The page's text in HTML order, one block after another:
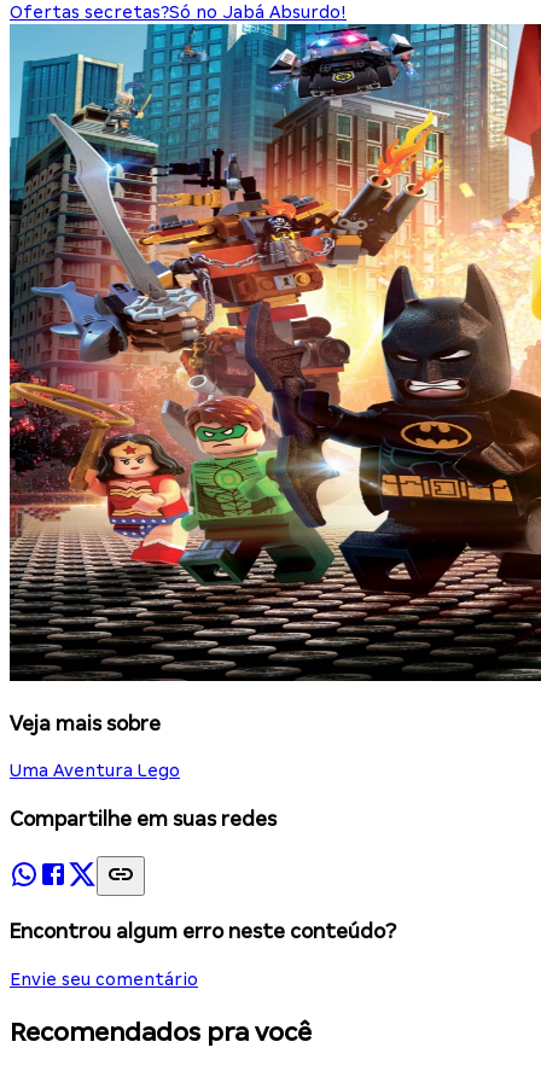
Ofertas secretas?Só no Jabá Absurdo!
Veja mais sobre
Uma Aventura Lego
Compartilhe em suas redes
Encontrou algum erro neste conteúdo?
Envie seu comentário
Recomendados pra você